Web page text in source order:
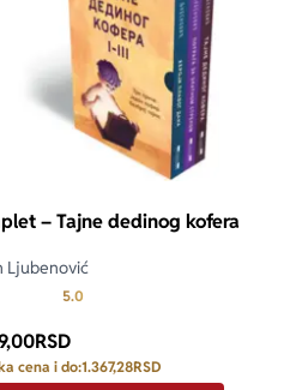
sadržaja slajdera u levo
– Tajne dedinog kofera
Ljubenović
5.0
RSD
cena i do:1.367,28RSD